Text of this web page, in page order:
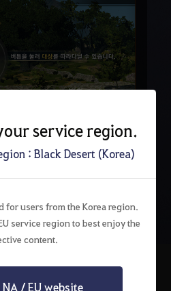
service region.
: Black Desert (Korea)
for users from the Korea region.
service region to best enjoy the
content.
/ EU website